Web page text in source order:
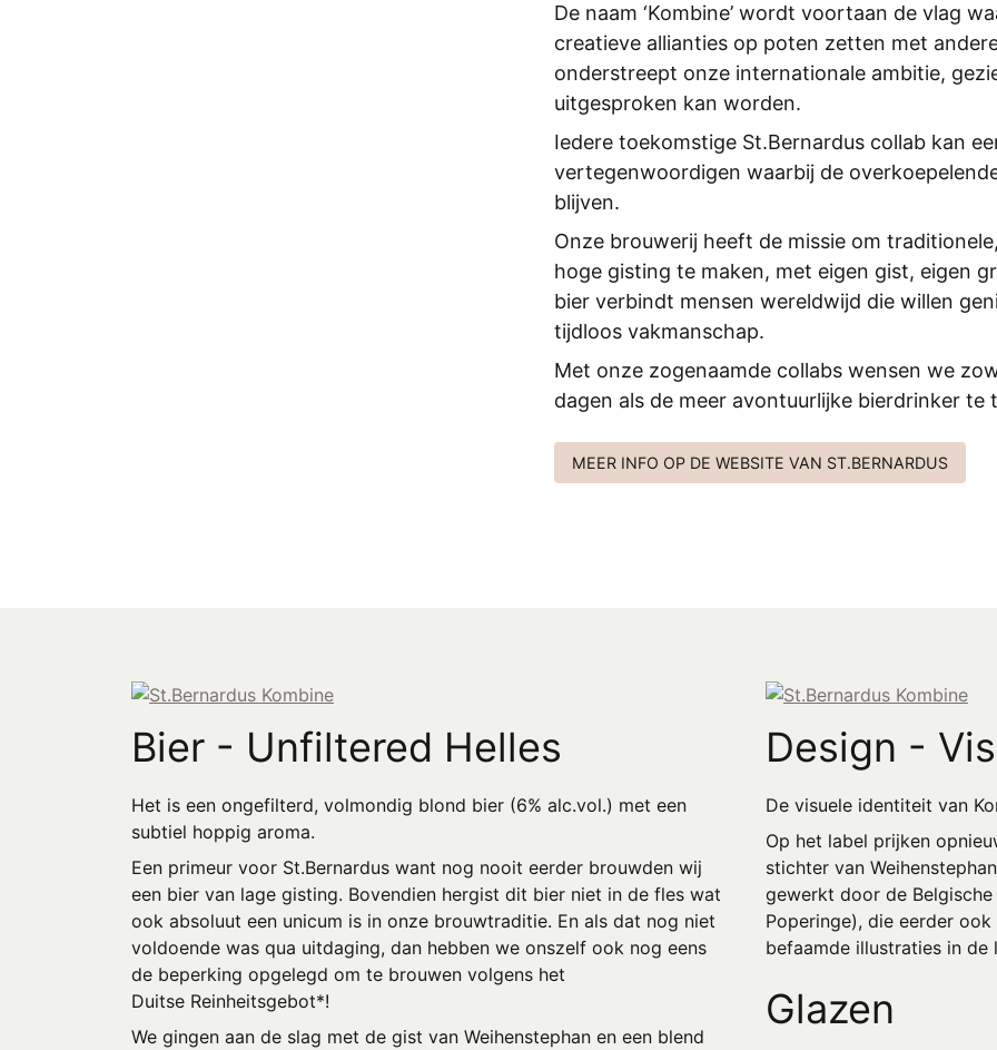
De naam ‘Kombine’ wordt voortaan de vlag
creatieve allianties op poten zetten met
onderstreept onze internationale ambitie,
uitgesproken kan worden.
Iedere toekomstige St.Bernardus collab kan
vertegenwoordigen waarbij de
blijven.
Onze brouwerij heeft de missie om
hoge gisting te maken, met eigen gist, eigen
bier verbindt mensen wereldwijd die willen
tijdloos vakmanschap.
Met onze zogenaamde collabs wensen we
dagen als de meer avontuurlijke bierdrinker
MEER INFO OP DE WEBSITE VAN ST.BERNARDUS
Bier - Unfiltered Helles
Het is een ongefilterd, volmondig blond bier (6% alc.vol.) met een
subtiel hoppig aroma.
Een primeur voor St.Bernardus want nog nooit eerder brouwden wij
een bier van lage gisting. Bovendien hergist dit bier niet in de fles wat
ook absoluut een unicum is in onze brouwtraditie. En als dat nog niet
voldoende was qua uitdaging, dan hebben we onszelf ook nog eens
de beperking opgelegd om te brouwen volgens het
Duitse Reinheitsgebot*!
We gingen aan de slag met de gist van Weihenstephan en een blend
Design -
De visuele identiteit van
Op het label prijken
stichter van
gewerkt door de
Poperinge), die eerder
befaamde illustraties in
Glazen